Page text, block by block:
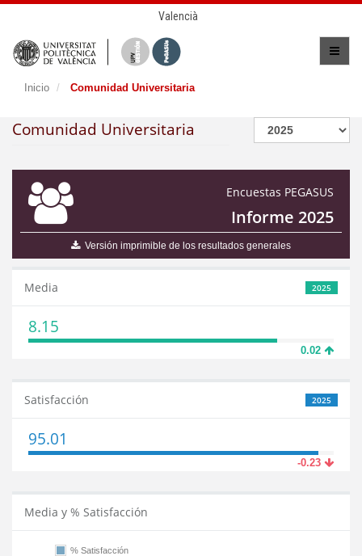
Valencià
Inicio Comunidad Universitaria
Comunidad Universitaria
Encuestas PEGASUS
Informe 2025
Versión imprimible de los resultados generales
2025
Media
8.15
0.02
2025
Satisfacción
95.01
-0.23
Media y % Satisfacción
% Satisfacción